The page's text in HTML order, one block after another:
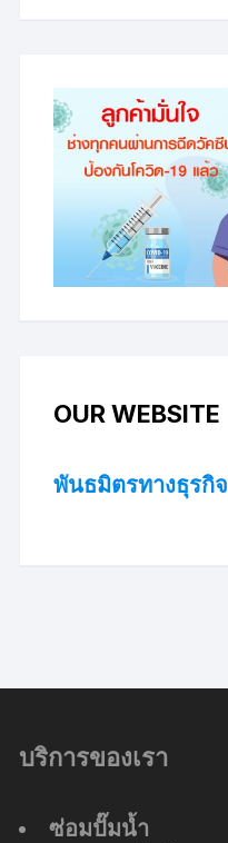
OUR WEBSITE
พันธมิตรทางธุรกิจ
บริการของเรา
ซ่อมปั๊มน้ำ